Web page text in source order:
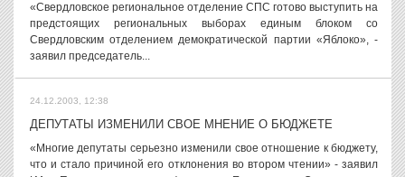
«Свердловское региональное отделение СПС готово выступить на
предстоящих региональных выборах единым блоком со
Свердловским отделением демократической партии «Яблоко», -
заявил председатель...
24.12.2003, 12:38
ДЕПУТАТЫ ИЗМЕНИЛИ СВОЕ МНЕНИЕ О БЮДЖЕТЕ
«Многие депутаты серьезно изменили свое отношение к бюджету,
что и стало причиной его отклонения во втором чтении» - заявил